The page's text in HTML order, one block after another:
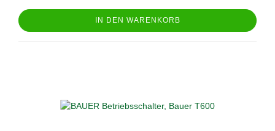
IN DEN WARENKORB